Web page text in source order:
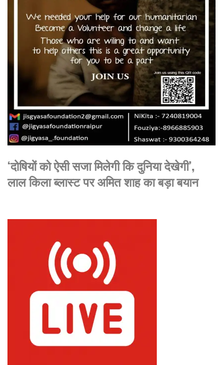
‘दोषियों को ऐसी सजा मिलेगी कि दुनिया देखेगी’,
लाल किला ब्लास्ट पर अमित शाह का बड़ा बयान